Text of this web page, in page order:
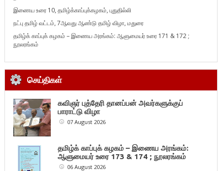
இணைய உரை 10, தமிழ்க்காப்புக்கழகம், புதுதில்லி
நட்பு தமிழ் வட்டம், 7ஆவது ஆண்டு தமிழ் விழா, மதுரை
தமிழ்க் காப்புக் கழகம் – இணைய அரங்கம்: ஆளுமையர் உரை 171 & 172 ;
நூலரங்கம்
செய்திகள்
கவிஞர் புத்தேரி தானப்பன் அவர்களுக்குப்
பாராட்டு விழா
07 August 2026
தமிழ்க் காப்புக் கழகம் – இணைய அரங்கம்:
ஆளுமையர் உரை 173 & 174 ; நூலரங்கம்
06 August 2026